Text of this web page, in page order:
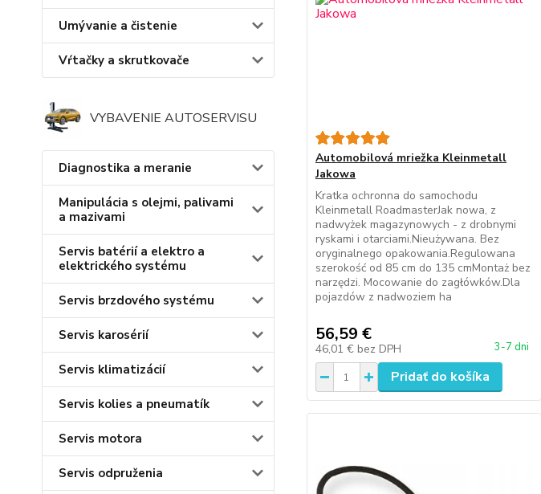
Umývanie a čistenie
Vŕtačky a skrutkovače
VYBAVENIE AUTOSERVISU
Diagnostika a meranie
Manipulácia s olejmi, palivami
a mazivami
Servis batérií a elektro a
elektrického systému
Servis brzdového systému
Servis karosérií
Servis klimatizácií
Servis kolies a pneumatík
Servis motora
Servis odpruženia
Automobilová mriežka Kleinmetall
Jakowa
Kratka ochronna do samochodu
Kleinmetall RoadmasterJak nowa, z
nadwyżek magazynowych - z drobnymi
ryskami i otarciami.Nieużywana. Bez
oryginalnego opakowania.Regulowana
szerokość od 85 cm do 135 cmMontaż bez
narzędzi. Mocowanie do zagłówków.Dla
pojazdów z nadwoziem ha
56,59 €
46,01 € bez DPH 3-7 dni
Pridať do košíka